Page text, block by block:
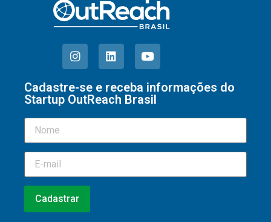
Cadastre-se e receba informações do
Startup OutReach Brasil